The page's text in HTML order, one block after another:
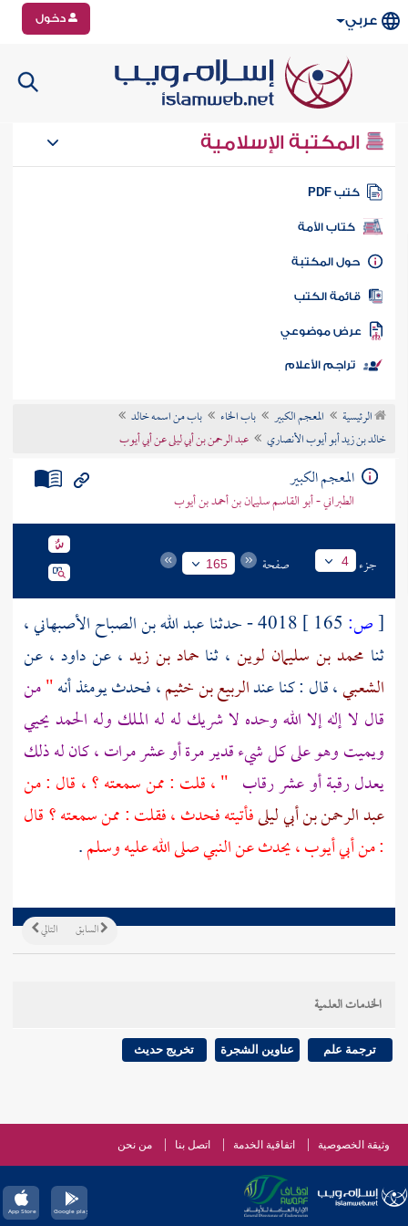
عربي دخول
المكتبة الإسلامية
كتب PDF
كتاب الأمة
المكتبة
الكتب
موضوعي
تراجم الأعلام
الرئيسية المعجم الكبير باب الخاء
باب من اسمه خالد
خالد بن زيد أبو أيوب الأنصاري
عبد الرحمن بن أبي ليلى عن أبي أيوب
المعجم الكبير
الطبراني - أبو القاسم سليمان بن أحمد بن أيوب
جزء 4 صفحة 165
[ص: 4018 - حدثنا عبد الله بن الصباح الأصبهاني،
ثنا محمد بن سليمان لوين ، ثنا حماد بن زيد ، عنداود ، عن
الشعبي، قال : كنا عندالربيع بن خثيم، فحدث يومئذ أنه"من
قال لا إله إلا الله وحده لا شريك له له الملك وله الحمد يحيي
ويميت وهو على كل شيء قدير مرة أو عشر مرات ، كان له ذلك
يعدل رقبة أو عشر رقاب " ، قلت : ممن سمعته ؟ ، قال : من
عبد الرحمن بن أبي ليلىفأتيته فحدث ، فقلت : ممن سمعته ؟ قال
: منأبي أيوب، يحدث عن النبي صلى الله عليه وسلم.
التالي السابق
الخدمات العلمية
ترجمة علم عناوين الشجرة تخريج حديث
وثيقة الخصوصية اتفاقية الخدمة اتصل بنا من نحن